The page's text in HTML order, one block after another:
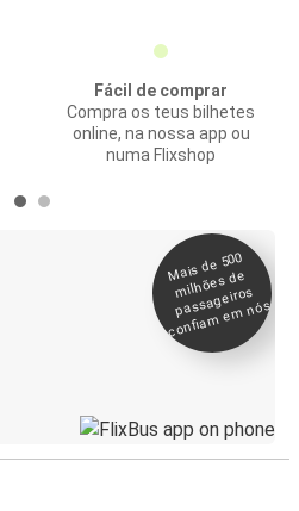
Fácil de comprar
Compra os teus bilhetes
online, na nossa app ou
numa Flixshop
Mais de 500
milhões de
passageiros
confia
m e
m nós